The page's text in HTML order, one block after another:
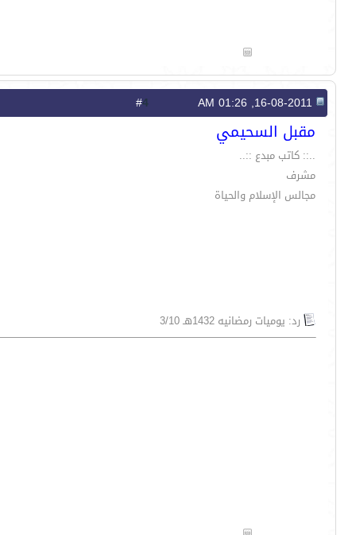
#
4
مقبل السحيمي
..:: كاتب مبدع ::..
مشرف
مجالس الإسلام والحياة
رد: يوميات رمضانيه 1432هـ 3/10